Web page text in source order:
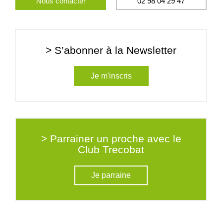
> S’abonner à la Newsletter
Je m'inscris
> Parrainer un proche avec le
Club Trecobat
Je parraine